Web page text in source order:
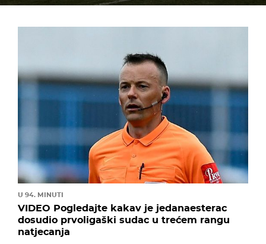
U 94. MINUTI
VIDEO Pogledajte kakav je jedanaesterac
dosudio prvoligaški sudac u trećem rangu
natjecanja